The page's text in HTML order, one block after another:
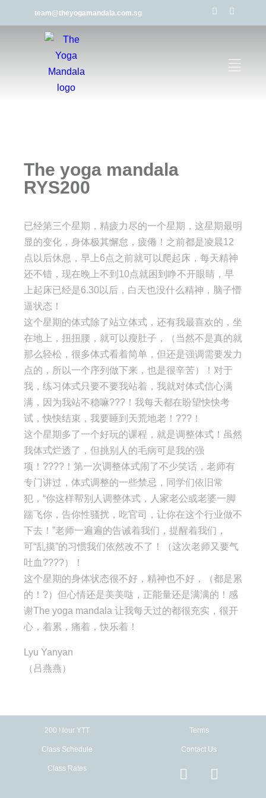
team@theyogamandala.com.sg
The yoga mandala
RYS200
已经第三个星期，精疲力尽的一个星期，这星期最明
显的变化，身体极其懈怠，疲倦！之前都是凌晨12
点以后休息，早上6点之前就可以爬起床，每天精神
还不错，现在晚上不到10点就困到睁不开眼睛，早
上起床已经是6.30以后，白天也没什么精神，脑子懵
逼状态！
这个星期的体式除了站立体式，还有我最喜欢的，坐
在地上，扭扭腰，就可以瘦肚子，（当然不是真的就
那么轻松，很多体式看着简单，但还是强调需要发力
点的，所以一个序列做下来，也是很辛苦）！对于
我，练习体式只要不要我站着，我就对体式信心满
满，因为我站不稳嘛???！我每天都在盼望快快考
试，快快结束，我要睡到天荒地老！???！
这个星期多了一个好玩的课程，就是调整体式！虽然
我体式烂透了，但挑别人的毛病可是我的强
项！????！第一次调整体式闹了不少笑话，老师有
专门讲过，体式调整的一些禁忌，同学们依旧常
犯，“你这样帮别人调整体式，人家老公或老婆一脚
踹飞你，告你性骚扰，吃官司，让你在这个行业做不
下去！”老师一遍遍的告诫着我们，提醒着我们，
可“乱摸”的习惯我们依然改不了！（这次老师又要气
吐血????）！
这个星期的身体状态很不好，精神也不好，（都是累
的！?）但心情还是美美哒，正能量还是满满的！感
谢The yoga mandala 让我每天过的都很充实，很开
心，着累，痛着，快乐着！
Lyu Yanyan
（吕燕燕）
200 Hour YTT
Class Schedule
Class Rates
Terms
Contact Us